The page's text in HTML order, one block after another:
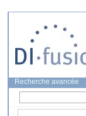
Recherche avancée